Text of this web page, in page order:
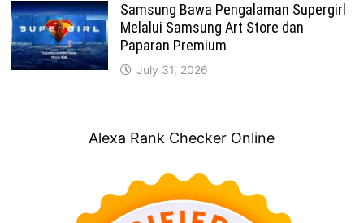
Samsung Bawa Pengalaman Supergirl
Melalui Samsung Art Store dan
Paparan Premium
July 31, 2026
Alexa Rank Checker Online